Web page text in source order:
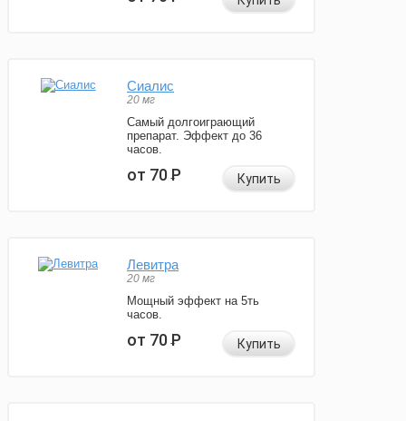
Сиалис
20 мг
Самый долгоиграющий
препарат. Эффект до 36
часов.
от 70Р Купить
Левитра
20 мг
Мощный эффект на 5ть
часов.
от 70Р Купить